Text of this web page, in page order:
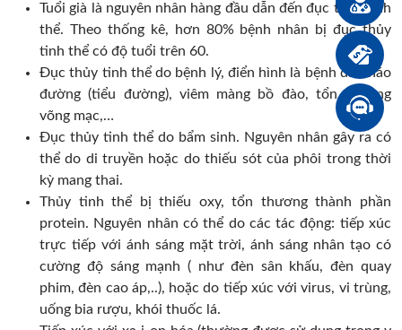
Tuổi già là nguyên nhân hàng đầu dẫn đến đục thủy tinh
thể. Theo thống kê, hơn 80% bệnh nhân bị đục thủy
tinh thể có độ tuổi trên 60.
Đục thủy tinh thể do bệnh lý, điển hình là bệnh đái tháo
đường (tiểu đường), viêm màng bồ đào, tổn thương
võng mạc,…
Đục thủy tinh thể do bẩm sinh. Nguyên nhân gây ra có
thể do di truyền hoặc do thiếu sót của phôi trong thời
kỳ mang thai.
Thủy tinh thể bị thiếu oxy, tổn thương thành phần
protein. Nguyên nhân có thể do các tác động: tiếp xúc
trực tiếp với ánh sáng mặt trời, ánh sáng nhân tạo có
cường độ sáng mạnh ( như đèn sân khấu, đèn quay
phim, đèn cao áp,..), hoặc do tiếp xúc với virus, vi trùng,
uống bia rượu, khói thuốc lá.